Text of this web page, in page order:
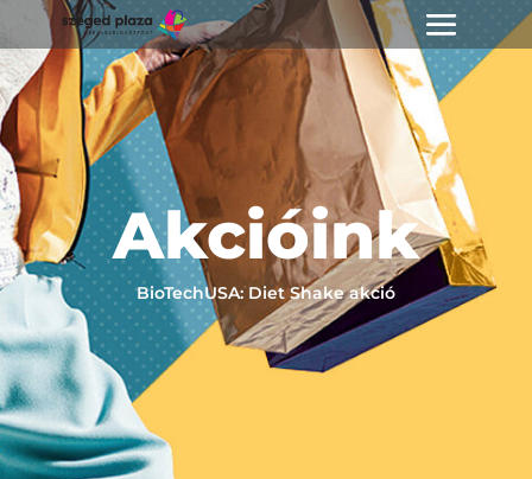
Akcióink
BioTechUSA: Diet Shake akció